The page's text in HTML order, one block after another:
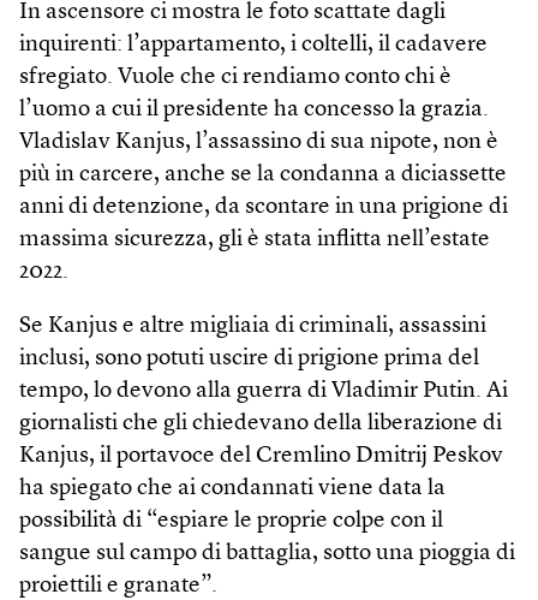
In ascensore ci mostra le foto scattate dagli
inquirenti: l’appartamento, i coltelli, il cadavere
sfregiato. Vuole che ci rendiamo conto chi è
l’uomo a cui il presidente ha concesso la grazia.
Vladislav Kanjus, l’assassino di sua nipote, non è
più in carcere, anche se la condanna a diciassette
anni di detenzione, da scontare in una prigione di
massima sicurezza, gli è stata inflitta nell’estate
2022.
Se Kanjus e altre migliaia di criminali, assassini
inclusi, sono potuti uscire di prigione prima del
tempo, lo devono alla guerra di Vladimir Putin. Ai
giornalisti che gli chiedevano della liberazione di
Kanjus, il portavoce del Cremlino Dmitrij Peskov
ha spiegato che ai condannati viene data la
possibilità di “espiare le proprie colpe con il
sangue sul campo di battaglia, sotto una pioggia di
proiettili e granate”.